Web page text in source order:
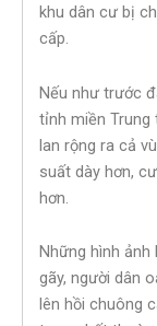
khu dân cư bị
cấp.
Nếu như trước
tỉnh miền Trung
lan rộng ra cả
suất dày hơn,
hơn.
Những hình
gãy, người dân
lên hồi chuông